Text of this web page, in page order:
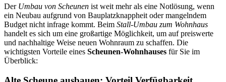
Der Umbau von Scheunen ist weit mehr als eine Notlösung, wenn
ein Neubau aufgrund von Bauplatzknappheit oder mangelndem
Budget nicht infrage kommt. Beim Stall-Umbau zum Wohnhaus
handelt es sich um eine großartige Möglichkeit, um auf preiswerte
und nachhaltige Weise neuen Wohnraum zu schaffen. Die
wichtigsten Vorteile eines Scheunen-Wohnhauses für Sie im
Überblick: